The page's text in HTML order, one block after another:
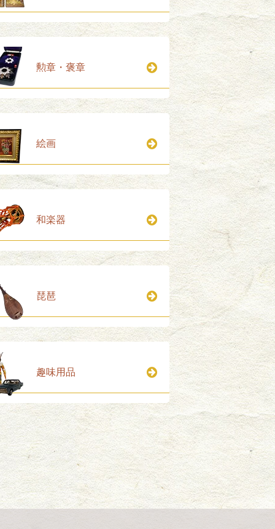
勲章・褒章
絵画
和楽器
琵琶
趣味用品